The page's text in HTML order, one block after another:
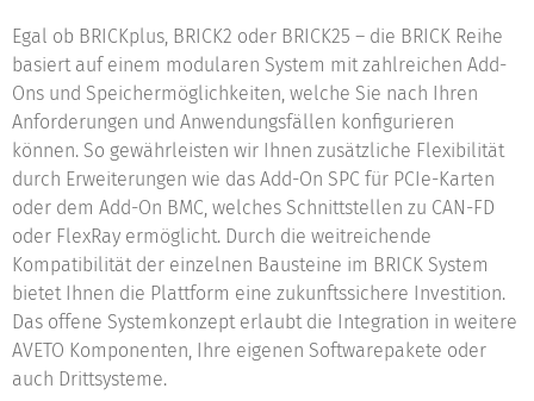
Egal ob BRICKplus, BRICK2 oder BRICK25 – die BRICK Reihe
basiert auf einem modularen System mit zahlreichen Add-
Ons und Speichermöglichkeiten, welche Sie nach Ihren
Anforderungen und Anwendungsfällen konfigurieren
können. So gewährleisten wir Ihnen zusätzliche Flexibilität
durch Erweiterungen wie das Add-On SPC für PCIe-Karten
oder dem Add-On BMC, welches Schnittstellen zu CAN-FD
oder FlexRay ermöglicht. Durch die weitreichende
Kompatibilität der einzelnen Bausteine im BRICK System
bietet Ihnen die Plattform eine zukunftssichere Investition.
Das offene Systemkonzept erlaubt die Integration in weitere
AVETO Komponenten, Ihre eigenen Softwarepakete oder
auch Drittsysteme.